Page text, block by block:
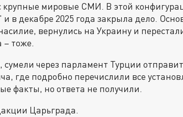
крупные мировые СМИ. В этой
в декабре 2025 года закрыла дело.
вернулись на Украину и
– тоже.
через парламент Турции
где подробно перечислили все
факты, но ответа не получили.
Царьграда.